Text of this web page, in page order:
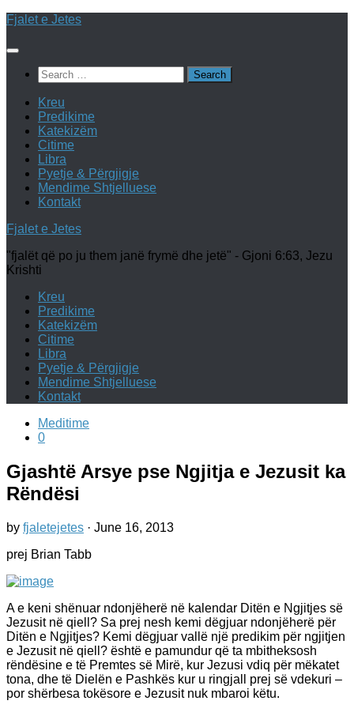
Skip
content
Fjalet e Jetes
Search
for:
Kreu
Predikime
Katekizëm
Citime
Libra
Pyetje & Përgjigje
Mendime Shtjelluese
Kontakt
Fjalet e Jetes
"fjalët që po ju them janë frymë dhe jetë" - Gjoni 6:63, Jezu
Krishti
Kreu
Predikime
Katekizëm
Citime
Libra
Pyetje & Përgjigje
Mendime Shtjelluese
Kontakt
Meditime
0
Gjashtë Arsye pse Ngjitja e Jezusit ka
Rëndësi
by fjaletejetes · June 16, 2013
prej Brian Tabb
A e keni shënuar ndonjëherë në kalendar Ditën e Ngjitjes së
Jezusit në qiell? Sa prej nesh kemi dëgjuar ndonjëherë për
Ditën e Ngjitjes? Kemi dëgjuar vallë një predikim për ngjitjen
e Jezusit në qiell? është e pamundur që ta mbitheksosh
rëndësine e të Premtes së Mirë, kur Jezusi vdiq për mëkatet
tona, dhe të Dielën e Pashkës kur u ringjall prej së vdekuri –
por shërbesa tokësore e Jezusit nuk mbaroi këtu.